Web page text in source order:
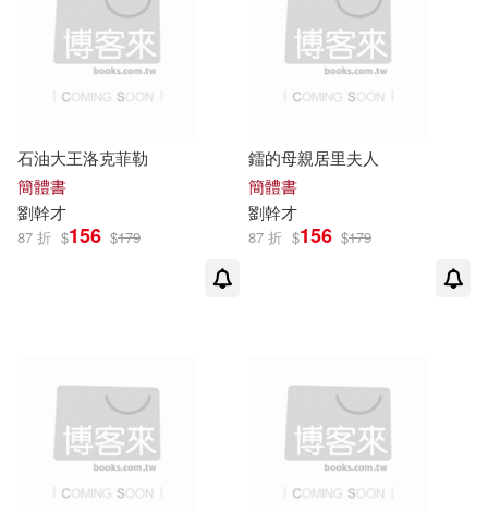
石油大王洛克菲勒
簡體書
劉幹才
87 折 $156 $179
鐳的母親居里夫人
簡體書
劉幹才
87 折 $156 $179